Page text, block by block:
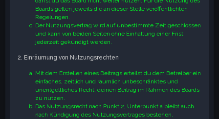
Boards gelten jeweils die an dieser Stelle veröffentlichten
Regelungen.
Der Nutzungsvertrag wird auf unbestimmte Zeit geschlossen
und kann von beiden Seiten ohne Einhaltung einer Frist
jederzeit gekündigt werden.
2. Einräumung von Nutzungsrechten
Mit dem Erstellen eines Beitrags erteilst du dem Betreiber ein
einfaches, zeitlich und räumlich unbeschränktes und
unentgeltliches Recht, deinen Beitrag im Rahmen des Boards
zu nutzen.
Das Nutzungsrecht nach Punkt 2, Unterpunkt a bleibt auch
nach Kündigung des Nutzungsvertrages bestehen.